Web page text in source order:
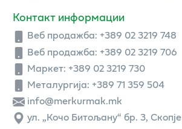
Контакт информации
Веб продажба: +389 02 3219 748
Веб продажба: +389 02 3219 706
Маркет: +389 02 3219 730
Металургија: +389 71 359 504
info@merkurmak.mk
ул. „Кочо Битољану“ бр. 3, Скопје